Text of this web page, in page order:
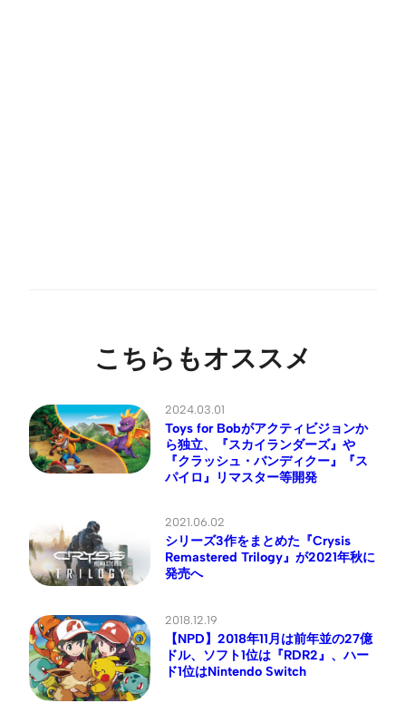
こちらもオススメ
2024.03.01
Toys for Bobがアクティビジョンか
ら独立、『スカイランダーズ』や
『クラッシュ・バンディクー』『ス
パイロ』リマスター等開発
2021.06.02
シリーズ3作をまとめた『Crysis
Remastered Trilogy』が2021年秋に
発売へ
2018.12.19
【NPD】2018年11月は前年並の27億
ドル、ソフト1位は『RDR2』、ハー
ド1位はNintendo Switch